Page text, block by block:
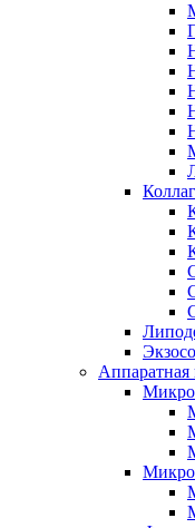
Аппаратная